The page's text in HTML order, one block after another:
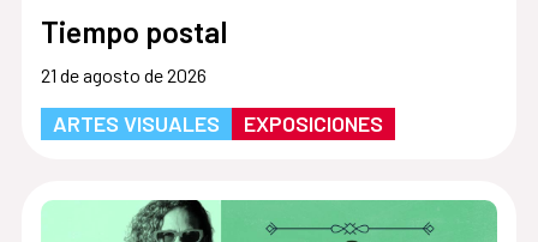
Tiempo postal
21 de agosto de 2026
ARTES VISUALES EXPOSICIONES